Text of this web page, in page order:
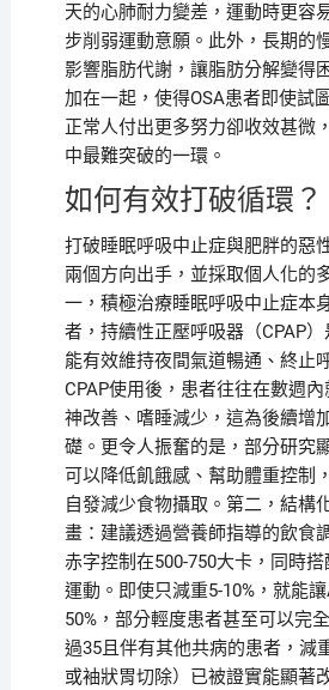
天的心肺耐力變差，運動時更容
步削弱運動意願。此外，長期的
影響脂肪代謝，讓脂肪分解變得
加在一起，使得OSA患者即使試
正常人付出更多努力卻收效甚微
中最難突破的一環。
如何有效打破循環？
打破睡眠呼吸中止症與肥胖的惡
兩個方向出手，並採取個人化的
一，積極治療睡眠呼吸中止症本
者，持續性正壓呼吸器（CPAP）
能有效維持夜間氣道暢通、終止
CPAP使用後，患者往往在數週
神改善、嗜睡減少，這為後續增
礎。更令人振奮的是，部分研究
可以降低飢餓感、幫助體重控制
自發減少食物攝取。第二，結構
畫：建議透過營養師指導的飲食
赤字控制在500-750大卡，同時
運動。即使只減重5-10%，就能
50%，部分輕度患者甚至可以完
過35且伴有其他共病的患者，減
或袖狀胃切除）已被證實能顯著